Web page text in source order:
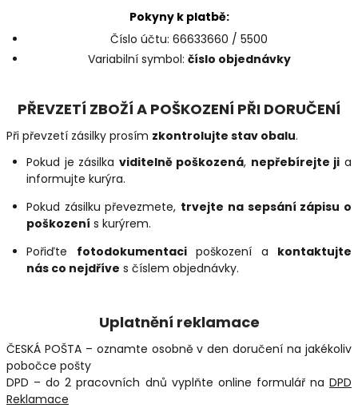
Pokyny k platbě:
Číslo účtu: 66633660 / 5500
Variabilní symbol: číslo objednávky
PŘEVZETÍ ZBOŽÍ A POŠKOZENÍ PŘI DORUČENÍ
Při převzetí zásilky prosím zkontrolujte stav obalu.
Pokud je zásilka viditelně poškozená, nepřebírejte ji a
informujte kurýra.
Pokud zásilku převezmete, trvejte na sepsání zápisu o
poškození s kurýrem.
Pořiďte fotodokumentacipoškození a kontaktujte
nás co nejdříve s číslem objednávky.
Uplatnění reklamace
ČESKÁ POŠTA – oznamte osobně v den doručení na jakékoliv
pobočce pošty
DPD – do 2 pracovních dnů vyplňte online formulář na DPD
Reklamace